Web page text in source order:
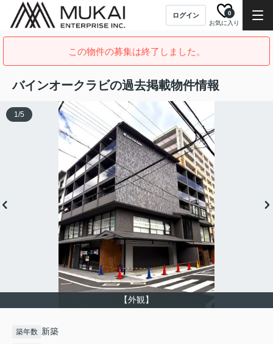
ログイン
お気に入り
0
この物件の募集は終了しました。
バインオークラビの過去掲載物件情報
【外観】
1/5
築年数 新築